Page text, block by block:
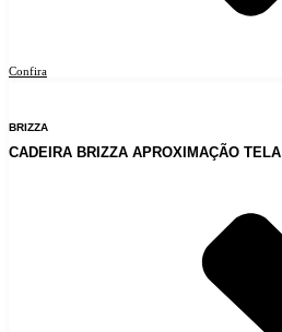
Confira
BRIZZA
CADEIRA BRIZZA APROXIMAÇÃO TELA